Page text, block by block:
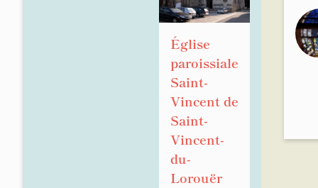
Église
paroissiale
Saint-
Vincent de
Saint-
Vincent-
du-
Lorouër